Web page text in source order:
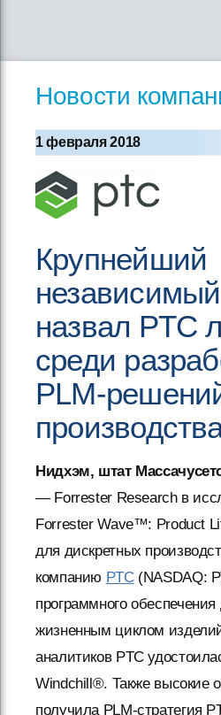
Новости
1 февраля 2018
Крупнейший
назвал PTC
среди
PLM-
Нидхэм, штат
— Forrester Research в
Forrester Wave™: Product
для дискретных
компанию PTC(NASDAQ:
программного
жизненным циклом
аналитиков PTC
Windchill®. Также высокие
получила PLM-стратегия